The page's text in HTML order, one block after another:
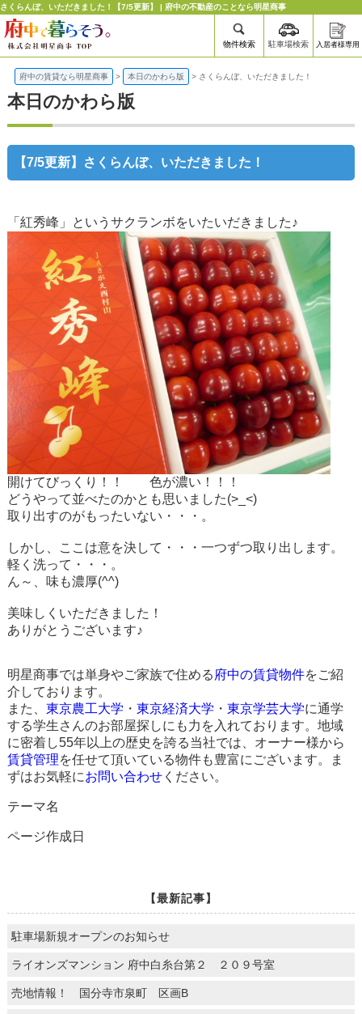
さくらんぼ、いただきました！【7/5更新】 | 府中の不動産のことなら明星商事
物件検索 駐車場検索 入居者様専用
府中の賃貸なら明星商事 > 本日のかわら版 > さくらんぼ、いただきました！
本日のかわら版
【7/5更新】さくらんぼ、いただきました！
「紅秀峰」というサクランボをいたいだきました♪
開けてびっくり！！ 色が濃い！！！
どうやって並べたのかとも思いました(>_<)
取り出すのがもったいない・・・。
しかし、ここは意を決して・・・一つずつ取り出します。
軽く洗って・・・。
ん～、味も濃厚(^^)
美味しくいただきました！
ありがとうございます♪
明星商事では単身やご家族で住める 府中の賃貸物件をご紹
介しております。
また、 東京農工大学 ・ 東京経済大学 ・ 東京学芸大学に通学
する学生さんのお部屋探しにも力を入れております。地域
に密着し55年以上の歴史を誇る当社では、オーナー様から
賃貸管理を任せて頂いている物件も豊富にございます。ま
ずはお気軽にお問い合わせください。
テーマ名
ページ作成日
【最新記事】
駐車場新規オープンのお知らせ
ライオンズマンション 府中白糸台第２ ２０９号室
売地情報！ 国分寺市泉町 区画B